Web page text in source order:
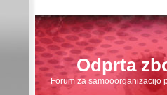
Odprta
Forum za samooorganizacijo